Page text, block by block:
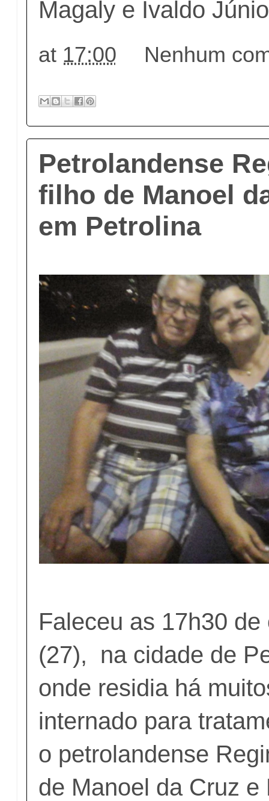
Magaly e Ivaldo
at 17:00 Nenhum
Petrolandense
filho de Manoel
em Petrolina
Faleceu as 17h30
(27), na cidade de
onde residia há
internado para
o petrolandense
de Manoel da Cruz